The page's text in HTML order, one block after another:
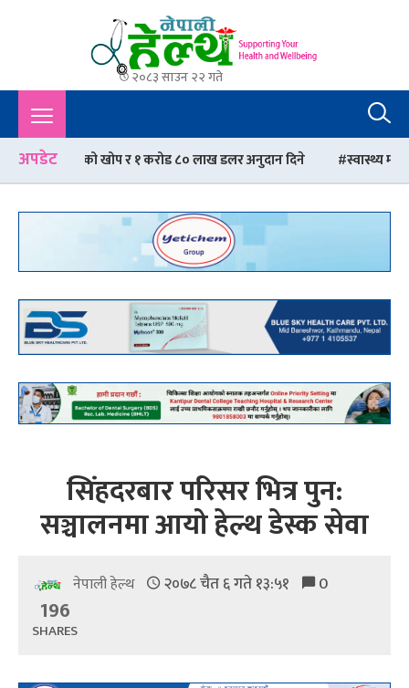
Nepali Health
A Complete Health News Portal From Nepal : Article, Tips,
Sex, Beauty, Policy, Interview, International Health, Nepal
Health,
२०८३ साउन २२ गते
अपडेट
र १ करोड ८० लाख डलर अनुदान दिने स्वास्थ्य मन्त्री मेहता र
सिंहदरबार परिसर भित्र पुन:
सञ्चालनमा आयो हेल्थ डेस्क सेवा
नेपाली हेल्थ २०७८ चैत ६ गते १३:५१ 0
196
SHARES